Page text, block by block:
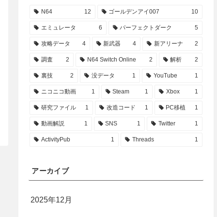
N64 12 ゴールデンアイ007 10
エミュレータ 6 パーフェクトダーク 5
攻略データ 4 新武器 4 新アリーナ 2
調査 2 N64 Switch Online 2 解析 2
裏技 2 没データ 1 YouTube 1
ニコニコ動画 1 Steam 1 Xbox 1
研究ファイル 1 改造コード 1 PC移植 1
動画解説 1 SNS 1 Twitter 1
ActivityPub 1 Threads 1
アーカイブ
2025年12月